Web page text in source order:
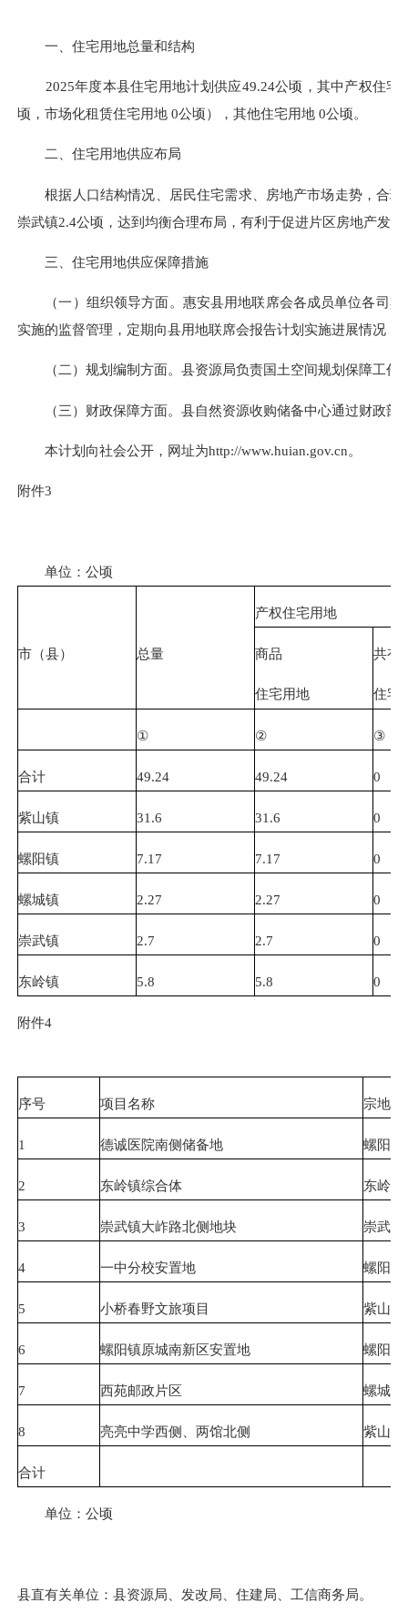
一、住宅用地总量和结构
2025年度本县住宅用地计划供应49.24公顷，其中产权住宅
顷，市场化租赁住宅用地 0公顷），其他住宅用地 0公顷。
二、住宅用地供应布局
根据人口结构情况、居民住宅需求、房地产市场走势，合理
崇武镇2.4公顷，达到均衡合理布局，有利于促进片区房地产发展
三、住宅用地供应保障措施
（一）组织领导方面。惠安县用地联席会各成员单位各司其
实施的监督管理，定期向县用地联席会报告计划实施进展情况
（二）规划编制方面。县资源局负责国土空间规划保障工作
（三）财政保障方面。县自然资源收购储备中心通过财政部
本计划向社会公开，网址为http://www.huian.gov.cn。
附件3
单位：公顷
市（县） 总量
产权住宅用地
商品
住宅用地
共有
住宅
① ② ③
合计 49.24 49.24 0
紫山镇 31.6 31.6 0
螺阳镇 7.17 7.17 0
螺城镇 2.27 2.27 0
崇武镇 2.7 2.7 0
东岭镇 5.8 5.8 0
附件4
序号 项目名称 宗地坐
1 德诚医院南侧储备地 螺阳镇
2 东岭镇综合体 东岭
3 崇武镇大岞路北侧地块 崇武镇
4 一中分校安置地 螺阳镇
5 小桥春野文旅项目 紫山镇
6 螺阳镇原城南新区安置地 螺阳镇
7 西苑邮政片区 螺城镇
8 亮亮中学西侧、两馆北侧 紫山镇
合计
单位：公顷
县直有关单位：县资源局、发改局、住建局、工信商务局。